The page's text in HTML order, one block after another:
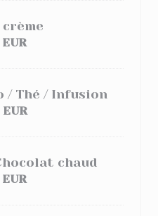
/ Thé / Infusion
chaud